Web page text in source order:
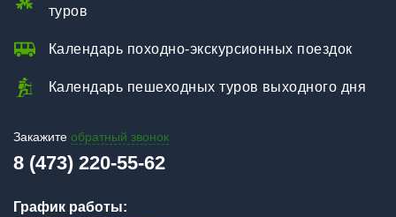
туров
Календарь походно-экскурсионных поездок
Календарь пешеходных туров выходного дня
Закажите обратный звонок
8 (473) 220-55-62
График работы: